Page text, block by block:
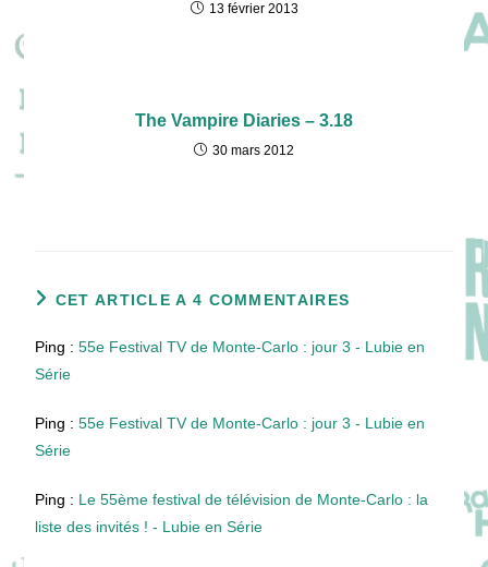
13 février 2013
The Vampire Diaries – 3.18
30 mars 2012
CET ARTICLE A 4 COMMENTAIRES
Ping :55e Festival TV de Monte-Carlo : jour 3 - Lubie en
Série
Ping :55e Festival TV de Monte-Carlo : jour 3 - Lubie en
Série
Ping : Le 55ème festival de télévision de Monte-Carlo : la
liste des invités ! - Lubie en Série